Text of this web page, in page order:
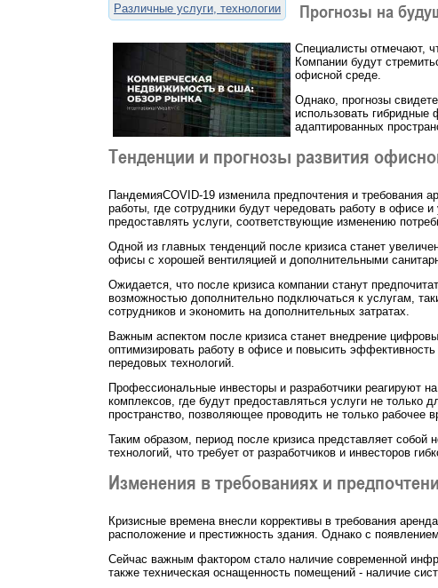
Различные услуги, технологии Прогнозы на
Специалисты отмечают,
Компании будут
офисной среде.
Однако, прогнозы
использовать
адаптированных
Тенденции и прогнозы развития
ПандемияCOVID-19 изменила предпочтения и требования
работы, где сотрудники будут чередовать работу в офисе
предоставлять услуги, соответствующие изменению
Одной из главных тенденций после кризиса станет
офисы с хорошей вентиляцией и дополнительными
Ожидается, что после кризиса компании станут
возможностью дополнительно подключаться к услугам,
сотрудников и экономить на дополнительных затратах.
Важным аспектом после кризиса станет внедрение
оптимизировать работу в офисе и повысить
передовых технологий.
Профессиональные инвесторы и разработчики реагируют
комплексов, где будут предоставляться услуги не
пространство, позволяющее проводить не только рабочее
Таким образом, период после кризиса представляет
технологий, что требует от разработчиков и инвесторов
Изменения в требованиях и
Кризисные времена внесли коррективы в требования
расположение и престижность здания. Однако с
Сейчас важным фактором стало наличие современной
также техническая оснащенность помещений - наличие